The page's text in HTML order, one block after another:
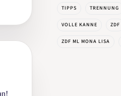
TIPPS TRENNUNG
VOLLE KANNE ZDF
ZDF ML MONA LISA